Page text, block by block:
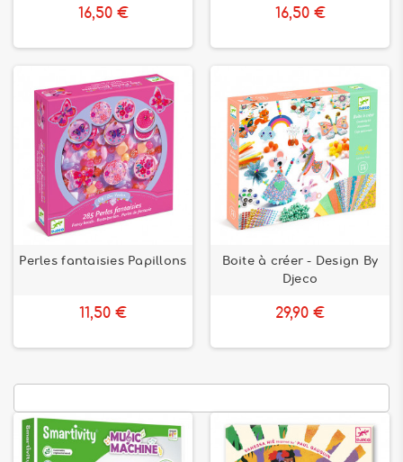
16,50 € 16,50 €
Perles fantaisies Papillons
11,50 €
Boite à créer - Design By
Djeco
29,90 €